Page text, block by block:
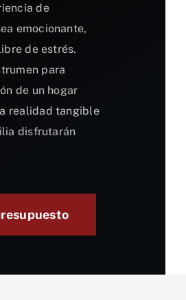
de
emocionante,
de estrés.
para
de un hogar
realidad tangible
disfrutarán